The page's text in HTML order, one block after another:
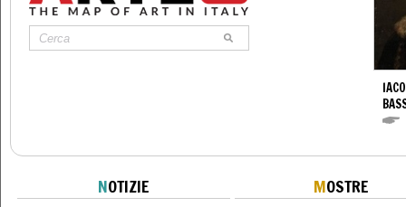
NOTIZIE MOSTRE